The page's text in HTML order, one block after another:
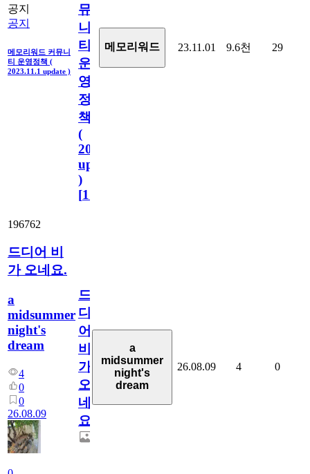
공지
공지
메모리워드 커뮤니
티 운영정책 (
2023.11.1 update )
뮤
니
티
운
영
정
책
(
2023.11.1
update
)
[110
메모리워드 23.11.01 9.6천 29
196762
드디어 비
가 오네요.
a
midsummer
night's
dream
4
0
0
26.08.09
드
디
어
비
가
오
네
요.
a
midsummer
night's
dream
26.08.09 4 0